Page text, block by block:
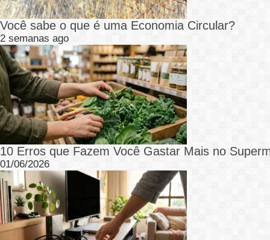
Você sabe o que é uma Economia Circular?
2 semanas ago
10 Erros que Fazem Você Gastar Mais no
01/06/2026